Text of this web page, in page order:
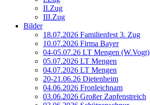
II.Zug
III.Zug
Bilder
18.07.2026 Familienfest 3. Zug
10.07.2026 Firma Bayer
04-05.07.26 LT Mengen (W.Vogt)
05.07.2026 LT Mengen
04.07.2026 LT Mengen
20-21.06.26 Dietenheim
04.06.2026 Fronleichnam
03.06.2026 Großer Zapfenstreich